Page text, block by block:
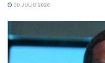
30 JULIO 2026